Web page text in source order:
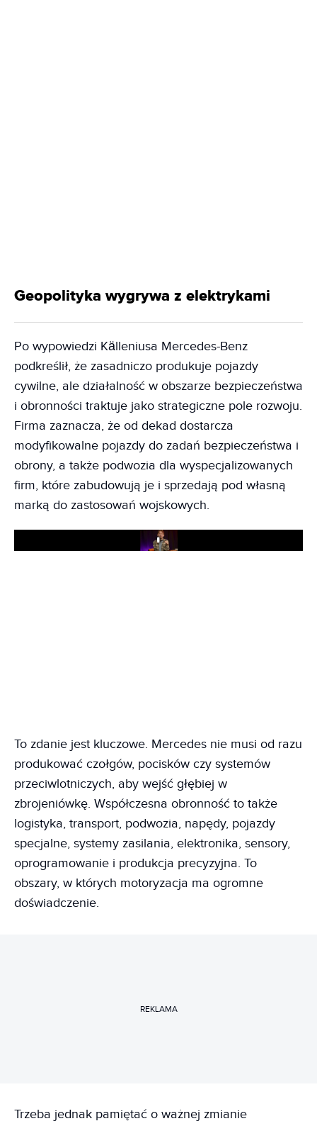
Geopolityka wygrywa z elektrykami
Po wypowiedzi Källeniusa Mercedes-Benz
podkreślił, że zasadniczo produkuje pojazdy
cywilne, ale działalność w obszarze bezpieczeństwa
i obronności traktuje jako strategiczne pole rozwoju.
Firma zaznacza, że od dekad dostarcza
modyfikowalne pojazdy do zadań bezpieczeństwa i
obrony, a także podwozia dla wyspecjalizowanych
firm, które zabudowują je i sprzedają pod własną
marką do zastosowań wojskowych.
Play
To zdanie jest kluczowe. Mercedes nie musi od razu
produkować czołgów, pocisków czy systemów
przeciwlotniczych, aby wejść głębiej w
zbrojeniówkę. Współczesna obronność to także
logistyka, transport, podwozia, napędy, pojazdy
specjalne, systemy zasilania, elektronika, sensory,
oprogramowanie i produkcja precyzyjna. To
obszary, w których motoryzacja ma ogromne
doświadczenie.
REKLAMA
Trzeba jednak pamiętać o ważnej zmianie